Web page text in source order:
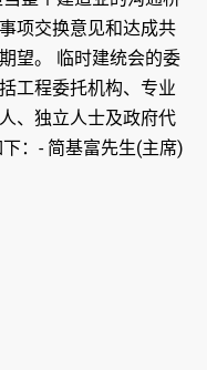
项交换意见和达成共
望。 临时建统会的委
工程委托机构、专业
、独立人士及政府代
：- 简基富先生(主席)